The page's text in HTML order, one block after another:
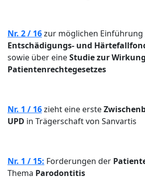
Nr. 2 / 16zur möglichen Einführung
Entschädigungs- und
sowie über eineStudie zur
Patientenrechtegesetzes
Nr. 1 / 16zieht eine erste
UPD in Trägerschaft von Sanvartis
Nr. 1 / 15: Forderungen der
Thema Parodontitis